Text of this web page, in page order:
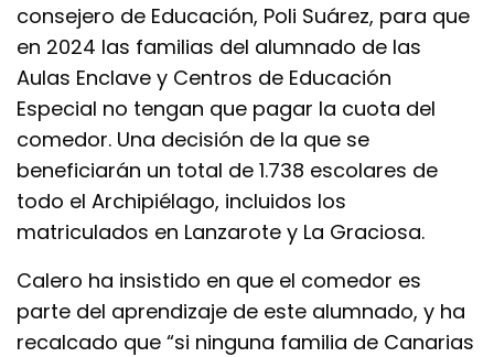
consejero de Educación, Poli Suárez, para que
en 2024 las familias del alumnado de las
Aulas Enclave y Centros de Educación
Especial no tengan que pagar la cuota del
comedor. Una decisión de la que se
beneficiarán un total de 1.738 escolares de
todo el Archipiélago, incluidos los
matriculados en Lanzarote y La Graciosa.
Calero ha insistido en que el comedor es
parte del aprendizaje de este alumnado, y ha
recalcado que “si ninguna familia de Canarias